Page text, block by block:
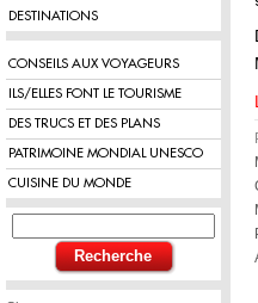
DESTINATIONS
CONSEILS AUX VOYAGEURS
ILS/ELLES FONT LE TOURISME
DES TRUCS ET DES PLANS
PATRIMOINE MONDIAL UNESCO
CUISINE DU MONDE